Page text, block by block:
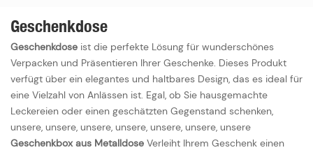
Geschenkdose
Geschenkdose ist die perfekte Lösung für wunderschönes
Verpacken und Präsentieren Ihrer Geschenke. Dieses Produkt
verfügt über ein elegantes und haltbares Design, das es ideal für
eine Vielzahl von Anlässen ist. Egal, ob Sie hausgemachte
Leckereien oder einen geschätzten Gegenstand schenken,
unsere, unsere, unsere, unsere, unsere, unsere, unsere
Geschenkbox aus Metalldose Verleiht Ihrem Geschenk einen